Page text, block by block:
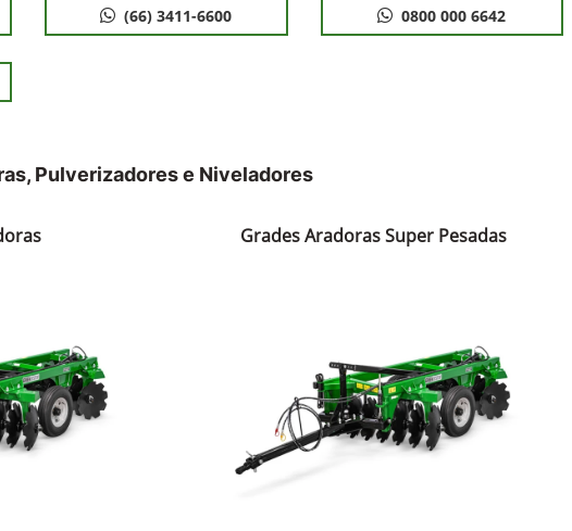
(66) 3411-6600
0800 000 6642
Pulverizadores e Niveladores
Grades Aradoras Super Pesadas